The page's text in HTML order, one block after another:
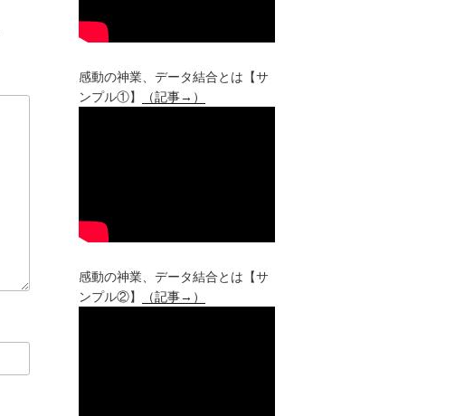
感動の神業、データ結合とは【サ
ンプル①】
（記事→）
感動の神業、データ結合とは【サ
ンプル②】
（記事→）